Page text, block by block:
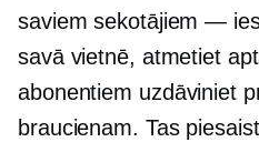
saviem sekotājiem —
savā vietnē, atmetiet
abonentiem uzdāviniet
braucienam. Tas